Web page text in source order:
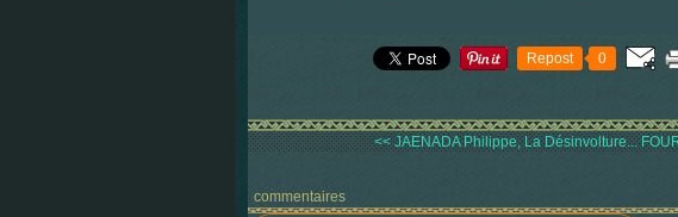
Repost 0
<< JAENADA Philippe, La Désinvolture...
commentaires